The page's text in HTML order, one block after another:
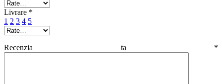
Livrare *
1 2 3 4 5
Recenzia ta *